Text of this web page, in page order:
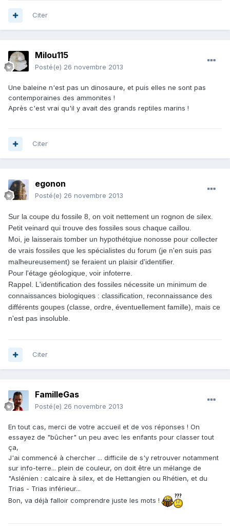
Citer
Milou115
Posté(e) 26 novembre 2013
Une baleine n'est pas un dinosaure, et puis elles ne sont pas
contemporaines des ammonites !
Après c'est vrai qu'il y avait des grands reptiles marins !
Citer
egonon
Posté(e) 26 novembre 2013
Sur la coupe du fossile 8, on voit nettement un rognon de silex.
Petit veinard qui trouve des fossiles sous chaque caillou.
Moi, je laisserais tomber un hypothétqiue nonosse pour collecter
de vrais fossiles que les spécialistes du forum (je n'en suis pas
malheureusement) se feraient un plaisir d'identifier.
Pour l'étage géologique, voir infoterre.
Rappel. L'identification des fossiles nécessite un minimum de
connaissances biologiques : classification, reconnaissance des
différents goupes (classe, ordre, éventuellement famille), mais ce
n'est pas insoluble.
Citer
FamilleGas
Posté(e) 26 novembre 2013
En tout cas, merci de votre accueil et de vos réponses ! On
essayez de "bûcher" un peu avec les enfants pour classer tout
ça,
J'ai commencé à chercher ... difficile de s'y retrouver notamment
sur info-terre... plein de couleur, on doit être un mélange de
"Aslénien : calcaire à silex, et de Hettangien ou Rhétien, et du
Trias - Trias inférieur...
Bon, va déjà falloir comprendre juste les mots !